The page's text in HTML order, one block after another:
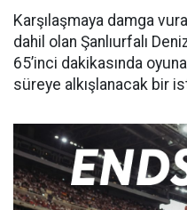
Karşılaşmaya damga
dahil olan Şanlıurfalı
65’inci dakikasında
süreye alkışlanacak bir